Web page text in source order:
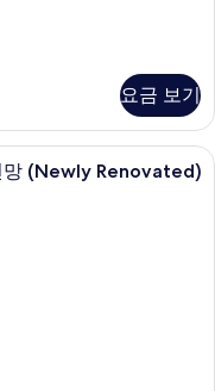
요금 보기
금고, 암막 커튼, 다리미/다리
망 (Newly Renovated)